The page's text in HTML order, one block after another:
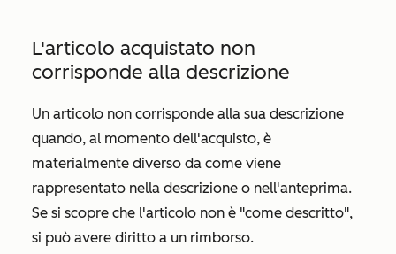
L'articolo acquistato non
corrisponde alla descrizione
Un articolo non corrisponde alla sua descrizione
quando, al momento dell'acquisto, è
materialmente diverso da come viene
rappresentato nella descrizione o nell'anteprima.
Se si scopre che l'articolo non è "come descritto",
si può avere diritto a un rimborso.